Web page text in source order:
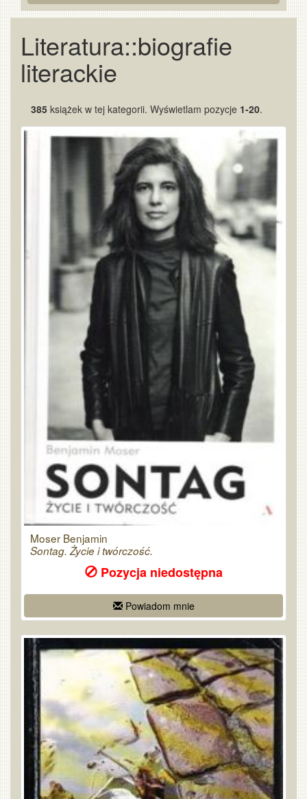
Literatura::biografie
literackie
385 książek w tej kategorii. Wyświetlam pozycje 1-20.
Moser Benjamin
Sontag. Życie i twórczość.
Pozycja niedostępna
Powiadom mnie